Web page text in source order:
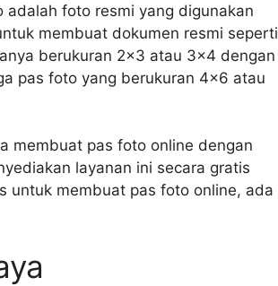
foto resmi yang digunakan
membuat dokumen resmi seperti
berukuran 2×3 atau 3×4 dengan
pas foto yang berukuran 4×6 atau
membuat pas foto online dengan
layanan ini secara gratis
untuk membuat pas foto online, ada